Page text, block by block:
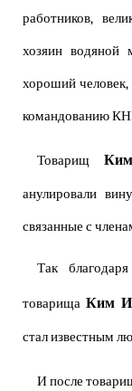
работников,
хозяин
хороший
командованию
Товарищ
анулировали
связанные с
Так
товарища Ким
стал известным
И после